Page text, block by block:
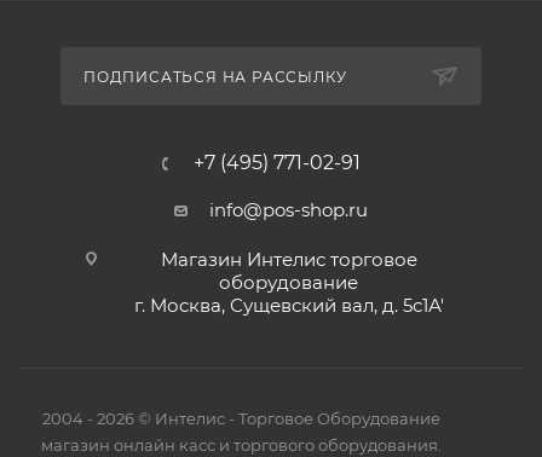
ПОДПИСАТЬСЯ НА РАССЫЛКУ
+7 (495) 771-02-91
info@pos-shop.ru
Магазин Интелис торговое
оборудование
г. Москва, Сущевский вал, д. 5с1А'
2004 - 2026 © Интелис - Торговое Оборудование
магазин онлайн касс и торгового оборудования.